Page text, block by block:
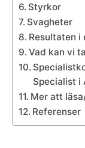
Styrkor
Svagheter
Resultaten i
Vad kan vi
Specialist i
Mer att
Referenser